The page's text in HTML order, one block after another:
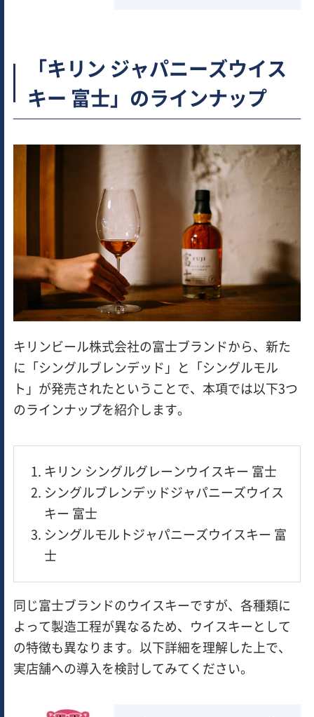
「キリン ジャパニーズウイス
キー 富士」のラインナップ
キリンビール株式会社の富士ブランドから、新た
に「シングルブレンデッド」と「シングルモル
ト」が発売されたということで、本項では以下3つ
のラインナップを紹介します。
キリン シングルグレーンウイスキー 富士
シングルブレンデッドジャパニーズウイス
キー 富士
シングルモルトジャパニーズウイスキー 富
士
同じ富士ブランドのウイスキーですが、各種類に
よって製造工程が異なるため、ウイスキーとして
の特徴も異なります。以下詳細を理解した上で、
実店舗への導入を検討してみてください。